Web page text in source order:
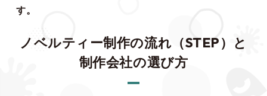
す。
ノベルティー制作の流れ（STEP）と
制作会社の選び方